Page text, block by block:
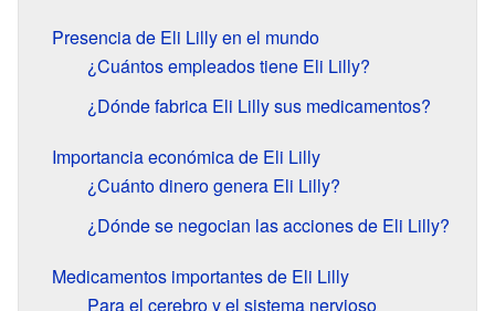
Presencia de Eli Lilly en el mundo
¿Cuántos empleados tiene Eli Lilly?
¿Dónde fabrica Eli Lilly sus medicamentos?
Importancia económica de Eli Lilly
¿Cuánto dinero genera Eli Lilly?
¿Dónde se negocian las acciones de Eli Lilly?
Medicamentos importantes de Eli Lilly
Para el cerebro y el sistema nervioso